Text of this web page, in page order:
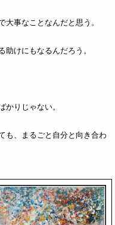
事なことなんだと思う。
助けにもなるんだろう。
かりじゃない。
も、まるごと自分と向き合わ